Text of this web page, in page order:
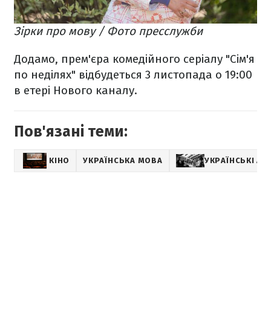
Зірки про мову / Фото пресслужби
Додамо, прем'єра комедійного серіалу "Сім'я
по неділях" відбудеться 3 листопада о 19:00
в етері Нового каналу.
Пов'язані теми:
КІНО УКРАЇНСЬКА МОВА УКРАЇНСЬКІ